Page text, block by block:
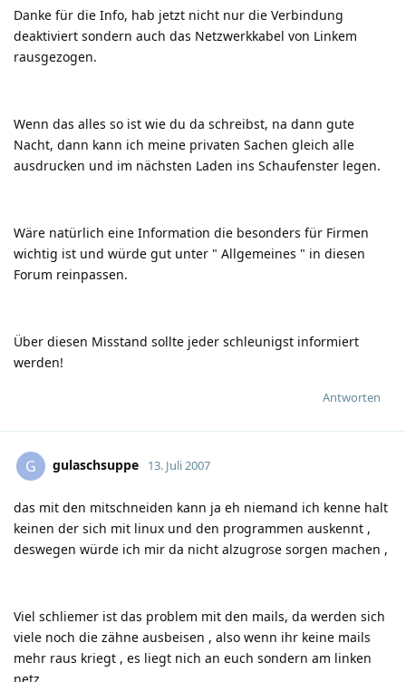
Danke für die Info, hab jetzt nicht nur die Verbindung
deaktiviert sondern auch das Netzwerkkabel von Linkem
rausgezogen.
Wenn das alles so ist wie du da schreibst, na dann gute
Nacht, dann kann ich meine privaten Sachen gleich alle
ausdrucken und im nächsten Laden ins Schaufenster legen.
Wäre natürlich eine Information die besonders für Firmen
wichtig ist und würde gut unter " Allgemeines " in diesen
Forum reinpassen.
Über diesen Misstand sollte jeder schleunigst informiert
werden!
Antworten
G gulaschsuppe 13. Juli 2007
das mit den mitschneiden kann ja eh niemand ich kenne halt
keinen der sich mit linux und den programmen auskennt ,
deswegen würde ich mir da nicht alzugrose sorgen machen ,
Viel schliemer ist das problem mit den mails, da werden sich
viele noch die zähne ausbeisen , also wenn ihr keine mails
mehr raus kriegt , es liegt nich an euch sondern am linken